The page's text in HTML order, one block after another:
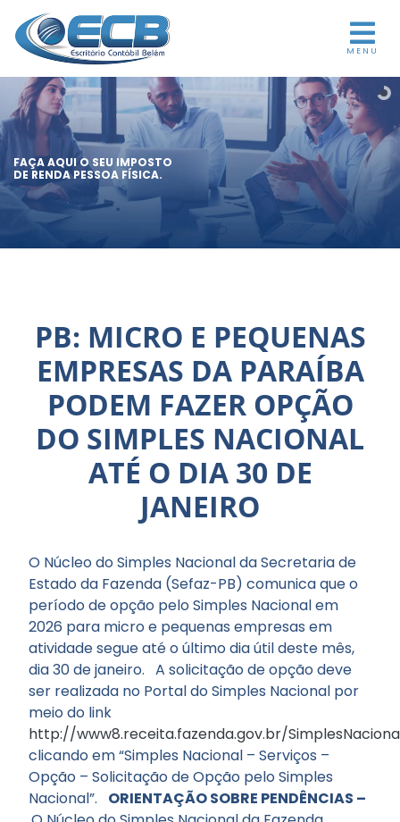
MENU
FAÇA AQUI O SEU IMPOSTO
DE RENDA PESSOA FÍSICA.
PB: MICRO E PEQUENAS
EMPRESAS DA PARAÍBA
PODEM FAZER OPÇÃO
DO SIMPLES NACIONAL
ATÉ O DIA 30 DE
JANEIRO
O Núcleo do Simples Nacional da Secretaria de
Estado da Fazenda (Sefaz-PB) comunica que o
período de opção pelo Simples Nacional em
2026 para micro e pequenas empresas em
atividade segue até o último dia útil deste mês,
dia 30 de janeiro. A solicitação de opção deve
ser realizada no Portal do Simples Nacional por
meio do link
http://www8.receita.fazenda.gov.br/
clicando em “Simples Nacional – Serviços –
Opção – Solicitação de Opção pelo Simples
Nacional”. ORIENTAÇÃO SOBRE PENDÊNCIAS –